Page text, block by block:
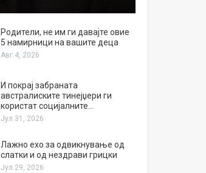
Родители, не им ги давајте овие
5 намирници на вашите деца
Авг 4, 2026
И покрај забраната
австралиските тинејџери ги
користат социјалните…
Јул 31, 2026
Лажно ехо за одвикнување од
слатки и од нездрави грицки
Јул 29, 2026